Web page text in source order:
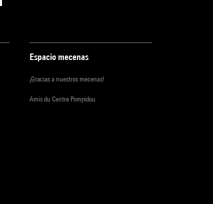
Espacio mecenas
¡Gracias a nuestros mecenas!
Amis du Centre Pompidou